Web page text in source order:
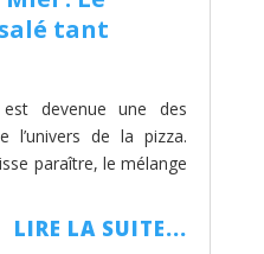
tant
devenue une des
l’univers de la pizza.
paraître, le mélange
LIRE LA SUITE...